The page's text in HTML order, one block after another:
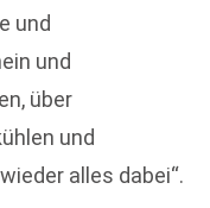
und
und
über
und
alles dabei“.